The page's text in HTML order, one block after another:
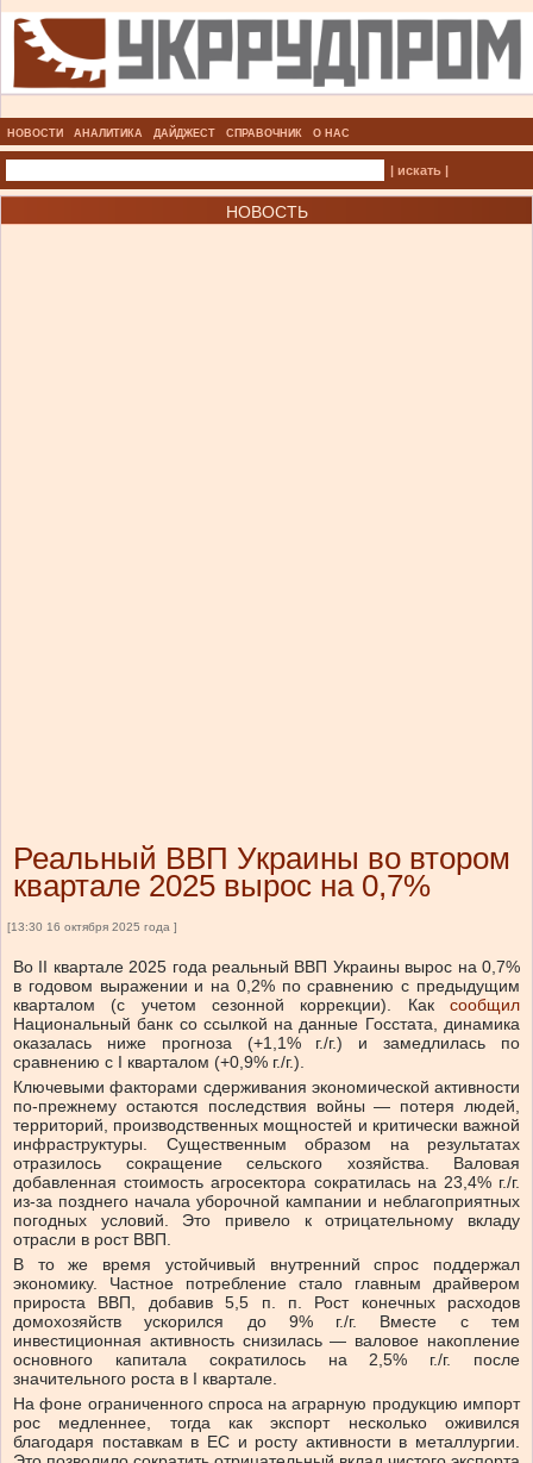
НОВОСТИ АНАЛИТИКА ДАЙДЖЕСТ СПРАВОЧНИК О НАС
| искать |
НОВОСТЬ
Реальный ВВП Украины во втором
квартале 2025 вырос на 0,7%
[13:30 16 октября 2025 года ]
Во II квартале 2025 года реальный ВВП Украины вырос на 0,7%
в годовом выражении и на 0,2% по сравнению с предыдущим
кварталом (с учетом сезонной коррекции). Как сообщил
Национальный банк со ссылкой на данные Госстата, динамика
оказалась ниже прогноза (+1,1% г./г.) и замедлилась по
сравнению с I кварталом (+0,9% г./г.).
Ключевыми факторами сдерживания экономической активности
по-прежнему остаются последствия войны — потеря людей,
территорий, производственных мощностей и критически важной
инфраструктуры. Существенным образом на результатах
отразилось сокращение сельского хозяйства. Валовая
добавленная стоимость агросектора сократилась на 23,4% г./г.
из-за позднего начала уборочной кампании и неблагоприятных
погодных условий. Это привело к отрицательному вкладу
отрасли в рост ВВП.
В то же время устойчивый внутренний спрос поддержал
экономику. Частное потребление стало главным драйвером
прироста ВВП, добавив 5,5 п. п. Рост конечных расходов
домохозяйств ускорился до 9% г./г. Вместе с тем
инвестиционная активность снизилась — валовое накопление
основного капитала сократилось на 2,5% г./г. после
значительного роста в I квартале.
На фоне ограниченного спроса на аграрную продукцию импорт
рос медленнее, тогда как экспорт несколько оживился
благодаря поставкам в ЕС и росту активности в металлургии.